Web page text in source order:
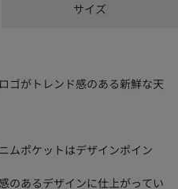
サイズ
ゴがトレンド感のある新鮮な天
ムポケットはデザインポイン
のあるデザインに仕上がってい